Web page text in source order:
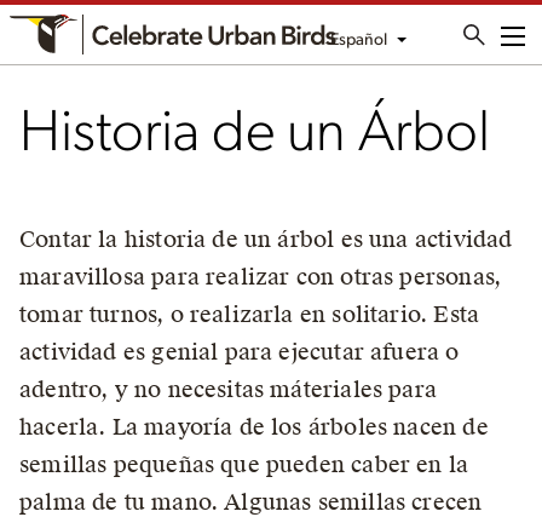
Español
Historia de un Árbol
Contar la historia de un árbol es una actividad
maravillosa para realizar con otras personas,
tomar turnos, o realizarla en solitario. Esta
actividad es genial para ejecutar afuera o
adentro, y no necesitas máteriales para
hacerla. La mayoría de los árboles nacen de
semillas pequeñas que pueden caber en la
palma de tu mano. Algunas semillas crecen